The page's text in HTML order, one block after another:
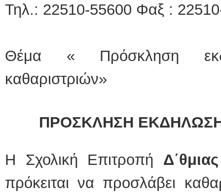
Τηλ.: 22510-55600 Φαξ
Θέμα « Πρόσκληση
καθαριστριών»
ΠΡΟΣΚΛΗΣΗ
Η Σχολική Επιτροπή
πρόκειται να προσλάβει